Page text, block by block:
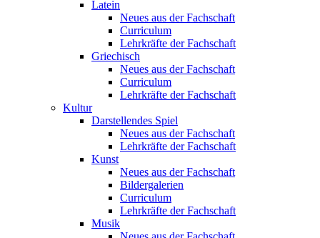
Latein
Neues aus der Fachschaft
Curriculum
Lehrkräfte der Fachschaft
Griechisch
Neues aus der Fachschaft
Curriculum
Lehrkräfte der Fachschaft
Kultur
Darstellendes Spiel
Neues aus der Fachschaft
Lehrkräfte der Fachschaft
Kunst
Neues aus der Fachschaft
Bildergalerien
Curriculum
Lehrkräfte der Fachschaft
Musik